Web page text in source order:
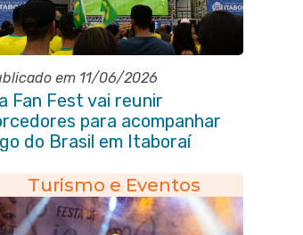
em 11/06/2026
Fan Fest vai reunir
para acompanhar
do Brasil em Itaboraí
Turismo e Eventos